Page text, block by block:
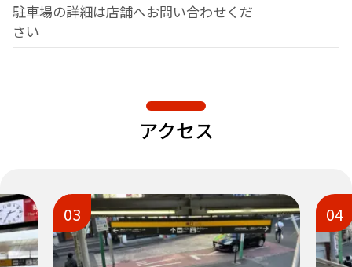
駐車場の詳細は店舗へお問い合わせくだ
さい
アクセス
03 04